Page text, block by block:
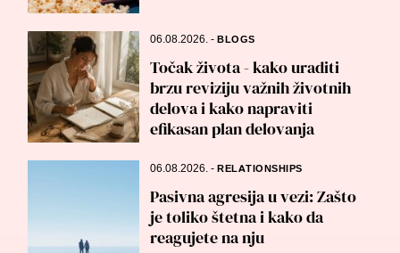
06.08.2026.-BLOGS
Točak života - kako uraditi
brzu reviziju važnih životnih
delova i kako napraviti
efikasan plan delovanja
06.08.2026.-RELATIONSHIPS
Pasivna agresija u vezi: Zašto
je toliko štetna i kako da
reagujete na nju